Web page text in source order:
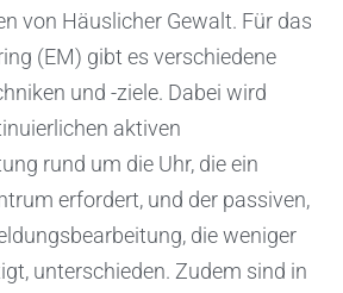
von Häuslicher Gewalt. Für das
(EM) gibt es verschiedene
und -ziele. Dabei wird
aktiven
rund um die Uhr, die ein
erfordert, und der passiven,
die weniger
unterschieden. Zudem sind in